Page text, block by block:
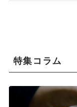
特集コラム